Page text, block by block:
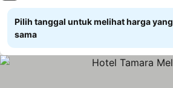
Pilih tanggal untuk melihat harga yang
sama